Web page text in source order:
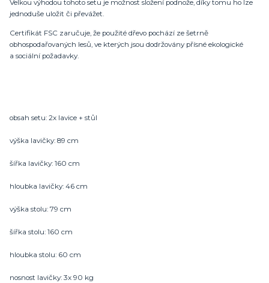
Velkou výhodou tohoto setu je možnost složení podnože, díky tomu ho lze
jednoduše uložit či převážet.
Certifikát FSC zaručuje, že použité dřevo pochází ze šetrně
obhospodařovaných lesů, ve kterých jsou dodržovány přísné ekologické
a sociální požadavky.
obsah setu: 2x lavice + stůl
výška lavičky: 89 cm
šířka lavičky: 160 cm
hloubka lavičky: 46 cm
výška stolu: 79 cm
šířka stolu: 160 cm
hloubka stolu: 60 cm
nosnost lavičky: 3x 90 kg